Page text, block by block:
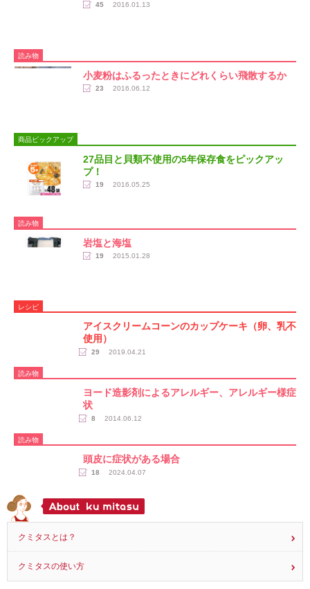
45 2016.01.13
読み物
小麦粉はふるったときにどれくらい飛散するか
23 2016.06.12
商品ピックアップ
27品目と貝類不使用の5年保存食をピックアッ
プ！
19 2016.05.25
読み物
岩塩と海塩
19 2015.01.28
レシピ
アイスクリームコーンのカップケーキ（卵、乳不
使用）
29 2019.04.21
ヨード造影剤によるアレルギー、アレルギー様症
状
18 2024.04.07
クミタスとは？